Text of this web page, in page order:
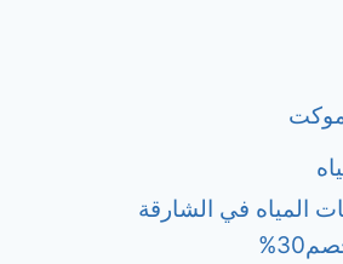
المياه في الشارقة